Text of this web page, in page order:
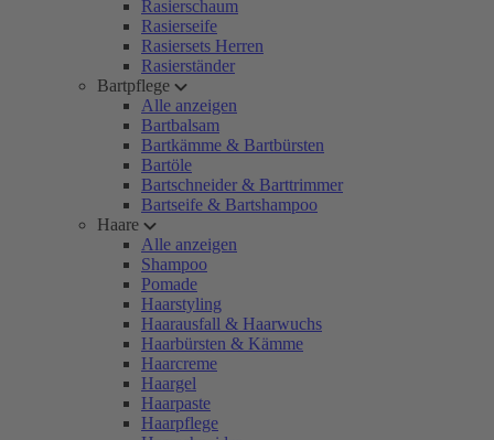
Rasierschaum
Rasierseife
Rasiersets Herren
Rasierständer
Bartpflege
Alle anzeigen
Bartbalsam
Bartkämme & Bartbürsten
Bartöle
Bartschneider & Barttrimmer
Bartseife & Bartshampoo
Haare
Alle anzeigen
Shampoo
Pomade
Haarstyling
Haarausfall & Haarwuchs
Haarbürsten & Kämme
Haarcreme
Haargel
Haarpaste
Haarpflege